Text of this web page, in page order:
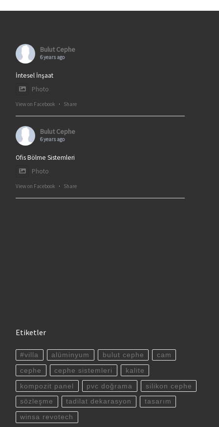
Bulut Cephe
6 years ago
İntesel İnşaat
Photo
View on Facebook · Share
Bulut Cephe
6 years ago
Ofis Bölme Sistemleri
Photo
View on Facebook · Share
Etiketler
#villa alüminyum bulut cephe cam
cephe cephe sistemleri kalite
kompozit panel pvc doğrama silikon cephe
sözleşme tadilat dekarasyon tasarım
winsa revotech